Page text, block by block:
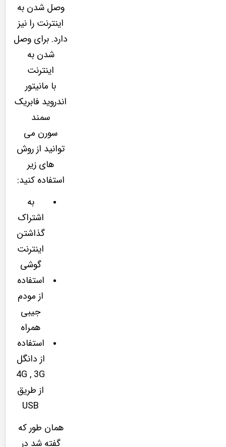
وصل شدن به
اینترنت را نیز
دارد. برای وصل
شدن به
اینترنت
با مانیتور
اندروید فابریک
سمند
سورن می
توانید از روش
های زیر
استفاده کنید:
به
اشتراک
گذاشتن
اینترنت
گوشی
استفاده
از مودم
جیبی
همراه
استفاده
از دانگل
4G , 3G
از طریق
USB
همان طور که
گفته شد در